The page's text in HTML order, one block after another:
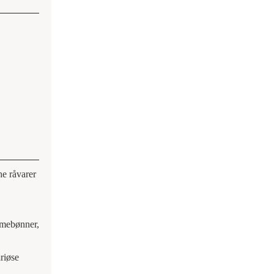
råvarer